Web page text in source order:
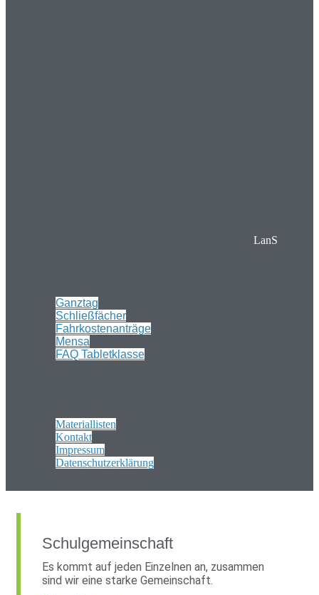
LanS
Ganztag
Schließfächer
Fahrkostenanträge
Mensa
FAQ Tabletklasse
Materiallisten
Kontakt
Impressum
Datenschutzerklärung
Schulgemeinschaft
Es kommt auf jeden Einzelnen an, zusammen
sind wir eine starke Gemeinschaft.